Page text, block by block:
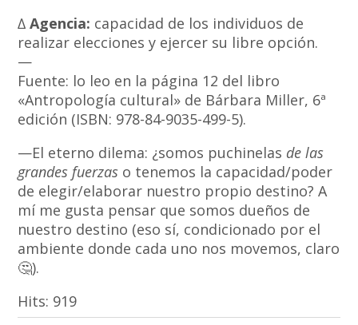
∆Agencia: capacidad de los individuos de
realizar elecciones y ejercer su libre opción.
—
Fuente: lo leo en la página 12 del libro
«Antropología cultural» de Bárbara Miller, 6ª
edición (ISBN: 978-84-9035-499-5).
—El eterno dilema: ¿somos puchinelas de las
grandes fuerzas o tenemos la capacidad/poder
de elegir/elaborar nuestro propio destino? A
mí me gusta pensar que somos dueños de
nuestro destino (eso sí, condicionado por el
ambiente donde cada uno nos movemos, claro
🤔).
Hits: 919